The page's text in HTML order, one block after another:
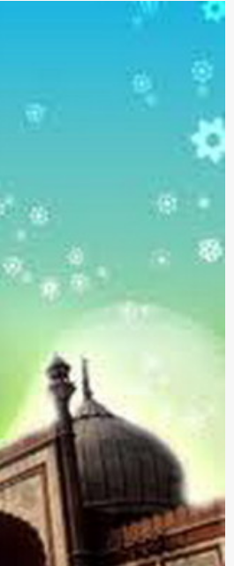
Wonogiri,12 Januari 1984
Guru PAI